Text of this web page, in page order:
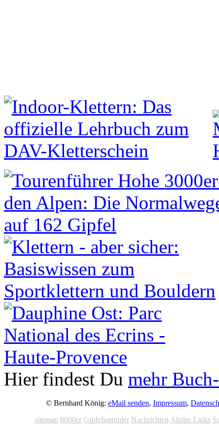
Hier findest Du mehr
© Bernhard König: eMail senden, Impressum,
sitemap 8000er Gipfelsammler Nachrichten Alpine Links